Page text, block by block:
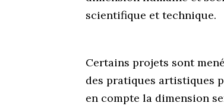
scientifique et technique.
Certains projets sont
des pratiques artistiques
en compte la dimension